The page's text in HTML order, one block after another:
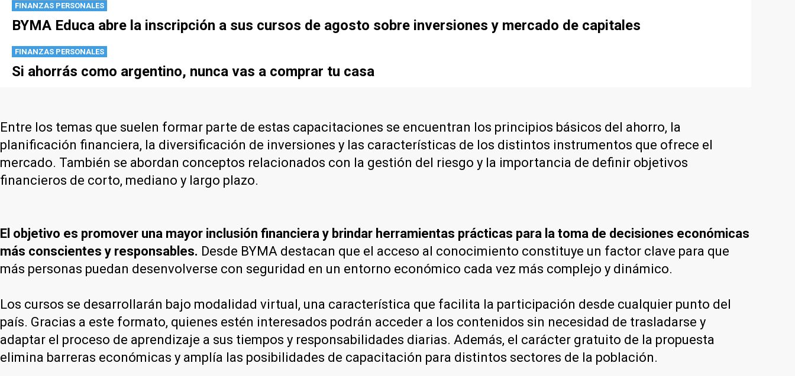
FINANZAS PERSONALES
BYMA Educa abre la inscripción a sus cursos de agosto sobre inversiones y mercado de capitales
FINANZAS PERSONALES
Si ahorrás como argentino, nunca vas a comprar tu casa
Entre los temas que suelen formar parte de estas capacitaciones se encuentran los principios básicos del ahorro, la
planificación financiera, la diversificación de inversiones y las características de los distintos instrumentos que ofrece el
mercado. También se abordan conceptos relacionados con la gestión del riesgo y la importancia de definir objetivos
financieros de corto, mediano y largo plazo.
El objetivo es promover una mayor inclusión financiera y brindar herramientas prácticas para la toma de decisiones económicas
más conscientes y responsables. Desde BYMA destacan que el acceso al conocimiento constituye un factor clave para que
más personas puedan desenvolverse con seguridad en un entorno económico cada vez más complejo y dinámico.
Los cursos se desarrollarán bajo modalidad virtual, una característica que facilita la participación desde cualquier punto del
país. Gracias a este formato, quienes estén interesados podrán acceder a los contenidos sin necesidad de trasladarse y
adaptar el proceso de aprendizaje a sus tiempos y responsabilidades diarias. Además, el carácter gratuito de la propuesta
elimina barreras económicas y amplía las posibilidades de capacitación para distintos sectores de la población.